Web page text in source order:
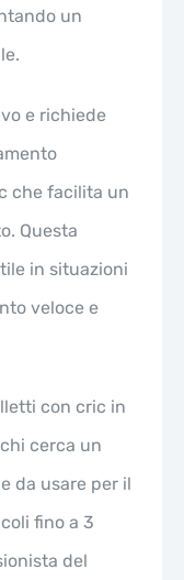
un
e richiede
che facilita un
Questa
in situazioni
veloce e
con cric in
cerca un
da usare per il
fino a 3
del